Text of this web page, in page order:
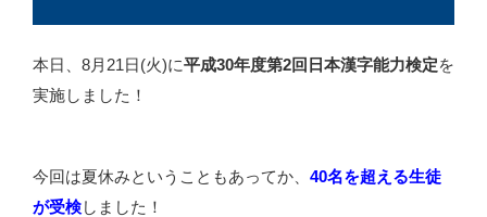
本日、8月21日(火)に平成30年度第2回日本漢字能力検定を
実施しました！
今回は夏休みということもあってか、 40名を超える生徒
が受検しました！